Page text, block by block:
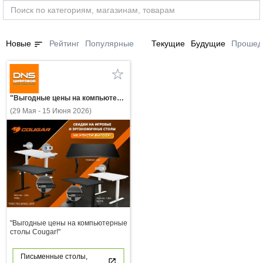
Новые sort Рейтинг Популярные Текущие Будущие
"Выгодные цены на компьютерные столы Cougar!"
(29 Мая - 15 Июня 2026)
"Выгодные цены на компьютерные
столы Cougar!"
Письменные столы,